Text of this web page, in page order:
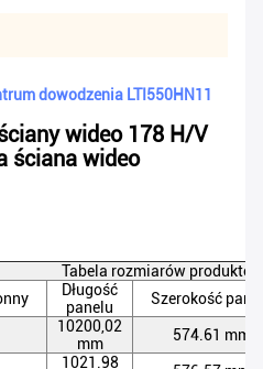
dowodzenia LTI550HN11
wideo 178 H/V
ściana wideo
Tabela rozmiarów produktów
Długość
panelu
Szerokość
10200,02
mm
574.61 mm
1021.98